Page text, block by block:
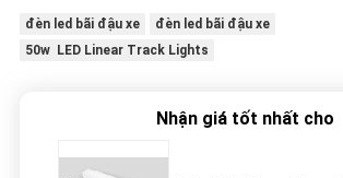
đèn led bãi đậu xe
đèn led bãi đậu xe
50w LED Linear Track Lights
Nhận giá tốt nhất cho